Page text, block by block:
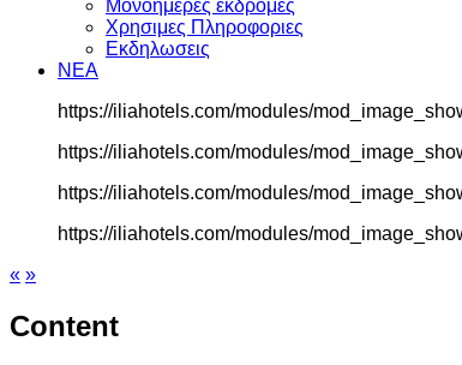
Μονοημερες εκδρομες
Χρησιμες Πληροφοριες
Εκδηλωσεις
ΝΕΑ
https://iliahotels.com/modules/
https://iliahotels.com/modules/
https://iliahotels.com/modules/
https://iliahotels.com/modules/
« »
Content